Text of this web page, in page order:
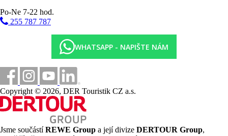
Po-Ne 7-22 hod.
255 787 787
WHATSAPP - NAPIŠTE NÁM
Copyright © 2026, DER Touristik CZ a.s.
Jsme součástíREWE Group a její divize DERTOUR Group,